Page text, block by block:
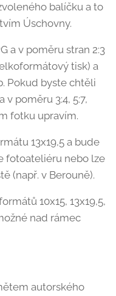
balíčku a to
Úschovny.
a v poměru stran 2:3
tisk) a
Pokud byste chtěli
poměru 3:4, 5:7,
fotku upravím.
13x19,5 a bude
fotoateliéru nebo lze
(např. v Berouně).
10x15, 13x19,5,
nad rámec
autorského